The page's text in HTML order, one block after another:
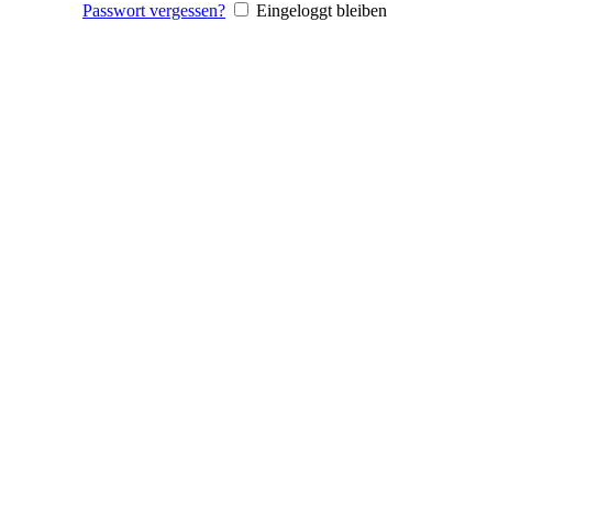
Passwort vergessen? Eingeloggt bleiben